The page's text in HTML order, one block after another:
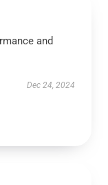
and
Dec 24, 2024